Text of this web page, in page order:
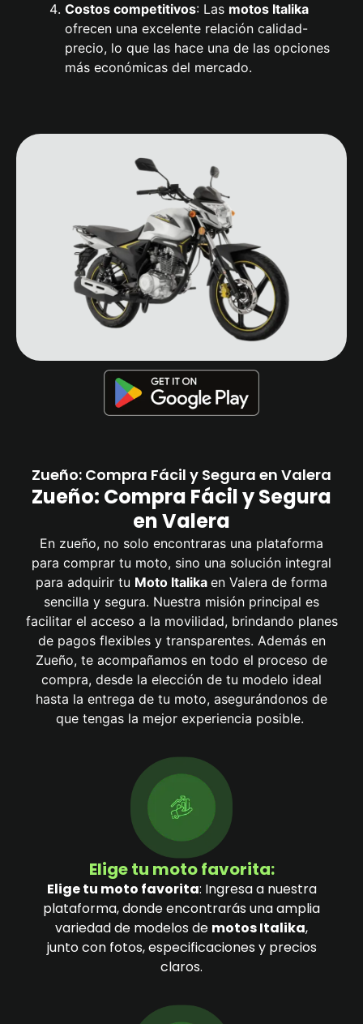
Costos competitivos: Las motos Italika
ofrecen una excelente relación calidad-
precio, lo que las hace una de las opciones
más económicas del mercado.
Zueño: Compra Fácil y Segura en Valera
Zueño: Compra Fácil y Segura
en Valera
En zueño, no solo encontraras una plataforma
para comprar tu moto, sino una solución integral
para adquirir tu Moto Italika en Valera de forma
sencilla y segura. Nuestra misión principal es
facilitar el acceso a la movilidad, brindando planes
de pagos flexibles y transparentes. Además en
Zueño, te acompañamos en todo el proceso de
compra, desde la elección de tu modelo ideal
hasta la entrega de tu moto, asegurándonos de
que tengas la mejor experiencia posible.
Elige tu moto favorita:
Elige tu moto favorita: Ingresa a nuestra
plataforma, donde encontrarás una amplia
variedad de modelos de motos Italika,
junto con fotos, especificaciones y precios
claros.